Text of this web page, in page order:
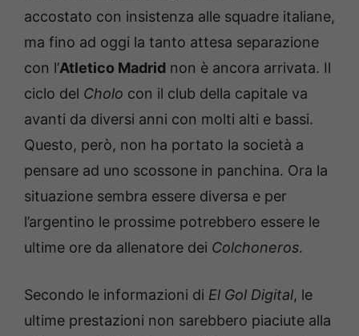
accostato con insistenza alle squadre italiane,
ma fino ad oggi la tanto attesa separazione
con l’Atletico Madrid non è ancora arrivata. Il
ciclo del Cholo con il club della capitale va
avanti da diversi anni con molti alti e bassi.
Questo, però, non ha portato la società a
pensare ad uno scossone in panchina. Ora la
situazione sembra essere diversa e per
l’argentino le prossime potrebbero essere le
ultime ore da allenatore dei Colchoneros.
Secondo le informazioni di El Gol Digital, le
ultime prestazioni non sarebbero piaciute alla